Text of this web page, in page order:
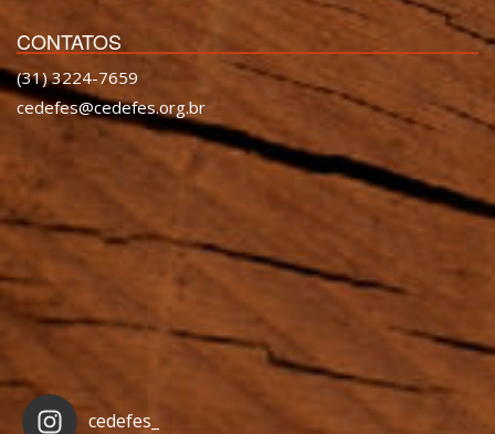
CONTATOS
(31) 3224-7659
cedefes@cedefes.org.br
cedefes_